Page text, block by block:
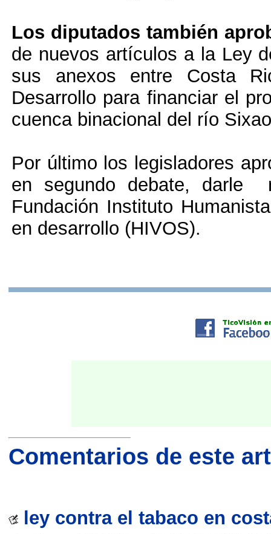
Los diputados también
de nuevos artículos a la Ley
sus anexos entre Costa
Desarrollo para financiar el
cuenca binacional del río
Por último los legisladores
en segundo debate, darle
Fundación Instituto
en desarrollo (HIVOS).
Comentarios de este
ley contra el tabaco en